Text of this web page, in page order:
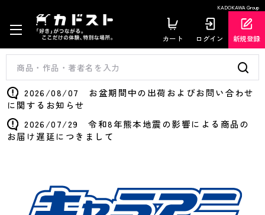
KADOKAWA Group
カート ログイン 新規登録
2026/08/07 お盆期間中の出荷およびお問い合わせ
に関するお知らせ
2026/07/29 令和8年熊本地震の影響による商品の
お届け遅延につきまして